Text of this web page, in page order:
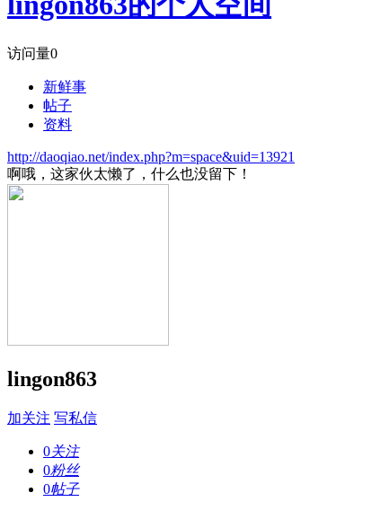
访问量0
新鲜事
帖子
资料
http://daoqiao.net/index.php?m=space&uid=13921
啊哦，这家伙太懒了，什么也没留下！
lingon863
加关注 写私信
0关注
0粉丝
0帖子